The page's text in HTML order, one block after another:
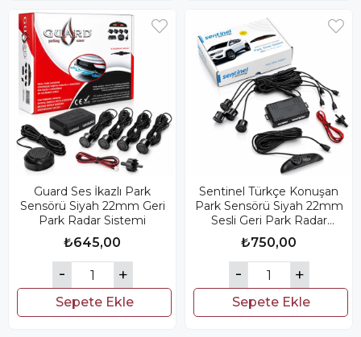
Guard Ses İkazlı Park
Sensörü Siyah 22mm Geri
Park Radar Sistemi
₺645,00
Sepete Ekle
Sentinel Türkçe Konuşan
Park Sensörü Siyah 22mm
Sesli Geri Park Radar
Sistemi
₺750,00
Sepete Ekle